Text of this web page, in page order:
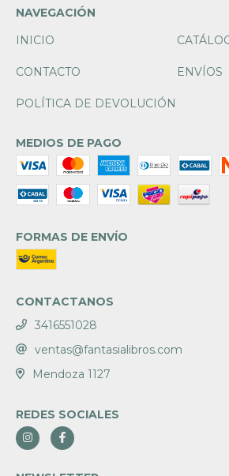
NAVEGACIÓN
INICIO
CONTACTO ENVÍOS
POLÍTICA DE DEVOLUCIÓN
MEDIOS DE PAGO
FORMAS DE ENVÍO
CONTACTANOS
3416551028
ventas@fantasialibros.com
Mendoza 1127
REDES SOCIALES